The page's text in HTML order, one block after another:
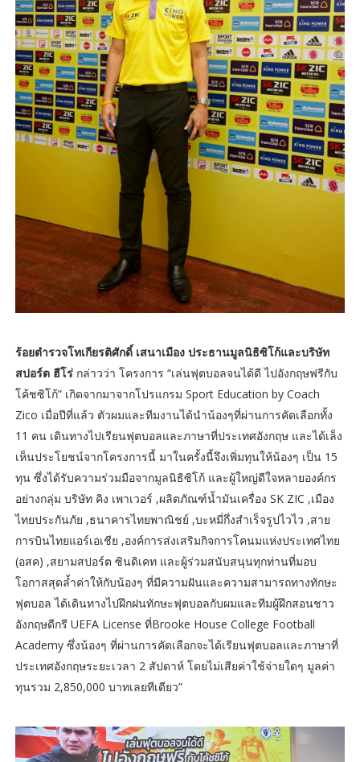
ร้อยตำรวจโทเกียรติศักดิ์ เสนาเมือง ประธานมูลนิธิซิโก้และบริษัท
สปอร์ต ฮีโร่ กล่าวว่า โครงการ “เล่นฟุตบอลจนได้ดี ไปอังกฤษฟรีกับ
โค้ชซิโก้” เกิดจากมาจากโปรแกรม Sport Education by Coach
Zico เมื่อปีที่แล้ว ตัวผมและทีมงานได้นำน้องๆที่ผ่านการคัดเลือกทั้ง
11 คน เดินทางไปเรียนฟุตบอลและภาษาที่ประเทศอังกฤษ และได้เล็ง
เห็นประโยชน์จากโครงการนี้ มาในครั้งนี้จึงเพิ่มทุนให้น้องๆ เป็น 15
ทุน ซึ่งได้รับความร่วมมือจากมูลนิธิซิโก้ และผู้ใหญ่ดีใจหลายองค์กร
อย่างกลุ่ม บริษัท คิง เพาเวอร์ ,ผลิตภัณฑ์น้ำมันเครื่อง SK ZIC ,เมือง
ไทยประกันภัย ,ธนาคารไทยพาณิชย์ ,บะหมี่กึ่งสำเร็จรูปไวไว ,สาย
การบินไทยแอร์เอเชีย ,องค์การส่งเสริมกิจการโคนมแห่งประเทศไทย
(อสค) ,สยามสปอร์ต ซินดิเคท และผู้ร่วมสนับสนุนทุกท่านที่มอบ
โอกาสสุดล้ำค่าให้กับน้องๆ ที่มีความฝันและความสามารถทางทักษะ
ฟุตบอล ได้เดินทางไปฝึกฝนทักษะฟุตบอลกับผมและทีมผู้ฝึกสอนชาว
อังกฤษดีกรี UEFA License ที่Brooke House College Football
Academy ซึ่งน้องๆ ที่ผ่านการคัดเลือกจะได้เรียนฟุตบอลและภาษาที่
ประเทศอังกฤษระยะเวลา 2 สัปดาห์ โดยไม่เสียค่าใช้จ่ายใดๆ มูลค่า
ทุนรวม 2,850,000 บาทเลยทีเดียว”